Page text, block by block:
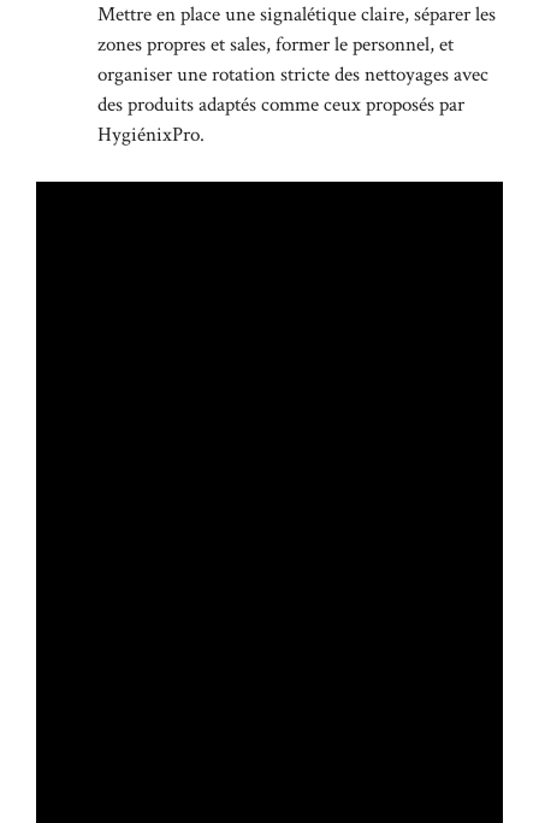
Mettre en place une signalétique claire, séparer les
zones propres et sales, former le personnel, et
organiser une rotation stricte des nettoyages avec
des produits adaptés comme ceux proposés par
HygiénixPro.